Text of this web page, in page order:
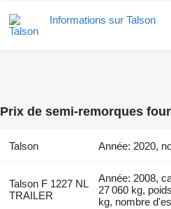
Informations sur Talson
Prix de semi-remorques
Talson Année: 2020,
Talson F 1227 NL
TRAILER
Année: 2008,
27 060 kg,
kg, nombre